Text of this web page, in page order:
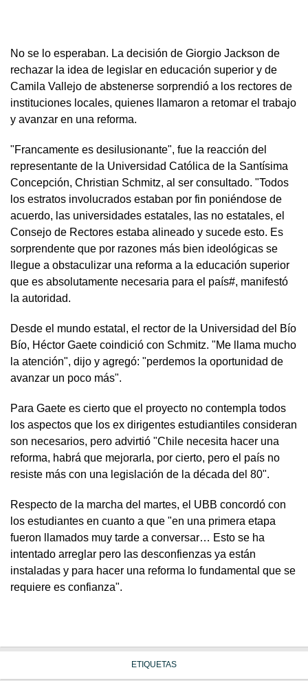
No se lo esperaban. La decisión de Giorgio Jackson de
rechazar la idea de legislar en educación superior y de
Camila Vallejo de abstenerse sorprendió a los rectores de
instituciones locales, quienes llamaron a retomar el trabajo
y avanzar en una reforma.
"Francamente es desilusionante", fue la reacción del
representante de la Universidad Católica de la Santísima
Concepción, Christian Schmitz, al ser consultado. "Todos
los estratos involucrados estaban por fin poniéndose de
acuerdo, las universidades estatales, las no estatales, el
Consejo de Rectores estaba alineado y sucede esto. Es
sorprendente que por razones más bien ideológicas se
llegue a obstaculizar una reforma a la educación superior
que es absolutamente necesaria para el país#, manifestó
la autoridad.
Desde el mundo estatal, el rector de la Universidad del Bío
Bío, Héctor Gaete coindició con Schmitz. "Me llama mucho
la atención", dijo y agregó: "perdemos la oportunidad de
avanzar un poco más".
Para Gaete es cierto que el proyecto no contempla todos
los aspectos que los ex dirigentes estudiantiles consideran
son necesarios, pero advirtió "Chile necesita hacer una
reforma, habrá que mejorarla, por cierto, pero el país no
resiste más con una legislación de la década del 80".
Respecto de la marcha del martes, el UBB concordó con
los estudiantes en cuanto a que "en una primera etapa
fueron llamados muy tarde a conversar… Esto se ha
intentado arreglar pero las desconfienzas ya están
instaladas y para hacer una reforma lo fundamental que se
requiere es confianza".
ETIQUETAS